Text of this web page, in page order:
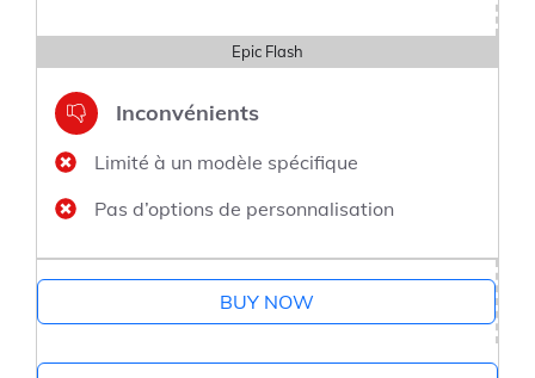
Epic Flash
Inconvénients
Limité à un modèle spécifique
Pas d’options de personnalisation
BUY NOW